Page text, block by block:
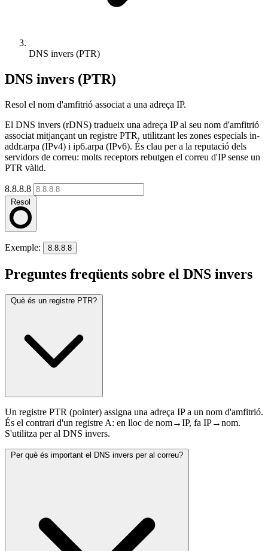
DNS invers (PTR)
DNS invers (PTR)
Resol el nom d'amfitrió associat a una adreça IP.
El DNS invers (rDNS) tradueix una adreça IP al seu nom d'amfitrió
associat mitjançant un registre PTR, utilitzant les zones especials in-
addr.arpa (IPv4) i ip6.arpa (IPv6). És clau per a la reputació dels
servidors de correu: molts receptors rebutgen el correu d'IP sense un
PTR vàlid.
8.8.8.8
Resol
Exemple: 8.8.8.8
Preguntes freqüents sobre el DNS invers
Què és un registre PTR?
Un registre PTR (pointer) assigna una adreça IP a un nom d'amfitrió.
És el contrari d'un registre A: en lloc de nom→IP, fa IP→nom.
S'utilitza per al DNS invers.
Per què és important el DNS invers per al correu?